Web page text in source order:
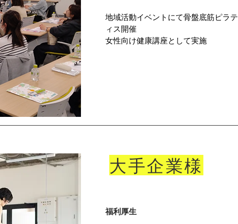
地域活動イベントにて骨盤底筋ピラテ
ィス開催
女性向け健康講座として実施
​大手企業様
福利厚生